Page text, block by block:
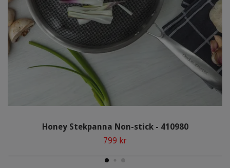
Honey Stekpanna Non-stick - 410980
799 kr